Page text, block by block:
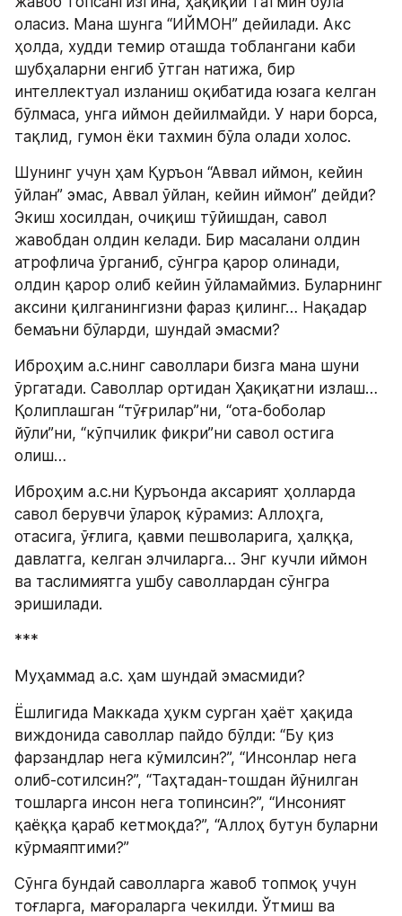
оласиз. Мана шунга “ИЙМОН” дейилади. Акс
ҳолда, худди темир оташда тоблангани каби
шубҳаларни енгиб ўтган натижа, бир
интеллектуал изланиш оқибатида юзага келган
бўлмаса, унга иймон дейилмайди. У нари борса,
тақлид, гумон ёки тахмин бўла олади холос.
Шунинг учун ҳам Қуръон “Аввал иймон, кейин
ўйлан” эмас, Аввал ўйлан, кейин иймон” дейди?
Экиш хосилдан, очиқиш тўйишдан, савол
жавобдан олдин келади. Бир масалани олдин
атрофлича ўрганиб, сўнгра қарор олинади,
олдин қарор олиб кейин ўйламаймиз. Буларнинг
аксини қилганингизни фараз қилинг… Нақадар
бемаъни бўларди, шундай эмасми?
Иброҳим а.с.нинг саволлари бизга мана шуни
ўргатади. Саволлар ортидан Ҳақиқатни излаш…
Қолиплашган “тўғрилар”ни, “ота-боболар
йўли”ни, “кўпчилик фикри”ни савол остига
олиш…
Иброҳим а.с.ни Қуръонда аксарият ҳолларда
савол берувчи ўлароқ кўрамиз: Аллоҳга,
отасига, ўғлига, қавми пешволарига, ҳалққа,
давлатга, келган элчиларга… Энг кучли иймон
ва таслимиятга ушбу саволлардан сўнгра
эришилади.
***
Муҳаммад а.с. ҳам шундай эмасмиди?
Ёшлигида Маккада ҳукм сурган ҳаёт ҳақида
виждонида саволлар пайдо бўлди: “Бу қиз
фарзандлар нега кўмилсин?”, “Инсонлар нега
олиб-сотилсин?”, “Таҳтадан-тошдан йўнилган
тошларга инсон нега топинсин?”, “Инсоният
қаёққа қараб кетмоқда?”, “Аллоҳ бутун буларни
кўрмаяптими?”
Сўнга бундай саволларга жавоб топмоқ учун
тоғларга, мағораларга чекилди. Ўтмиш ва